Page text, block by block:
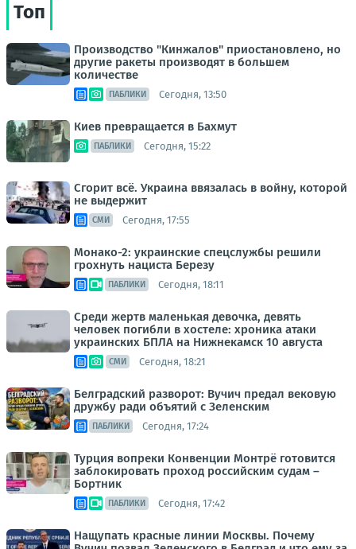
Топ
Производство "Кинжалов" приостановлено, но
другие ракеты производят в большем
количестве
ПАБЛИКИ Сегодня, 13:50
Киев превращается в Бахмут
ПАБЛИКИ Сегодня, 15:22
Сгорит всё. Украина ввязалась в войну, которой
не выдержит
СМИ Сегодня, 17:55
Монако-2: украинские спецслужбы решили
грохнуть нациста Березу
ПАБЛИКИ Сегодня, 18:11
Среди жертв маленькая девочка, девять
человек погибли в хостеле: хроника атаки
украинских БПЛА на Нижнекамск 10 августа
СМИ Сегодня, 18:21
Белградский разворот: Вучич предал вековую
дружбу ради объятий с Зеленским
ПАБЛИКИ Сегодня, 17:24
Турция вопреки Конвенции Монтрё готовится
заблокировать проход российским судам –
Бортник
ПАБЛИКИ Сегодня, 17:42
Нащупать красные линии Москвы. Почему